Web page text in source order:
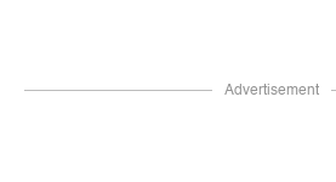
Advertisement